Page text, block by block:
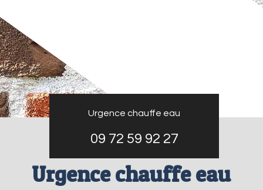
Urgence chauffe eau
09 72 59 92 27
Urgence chauffe eau